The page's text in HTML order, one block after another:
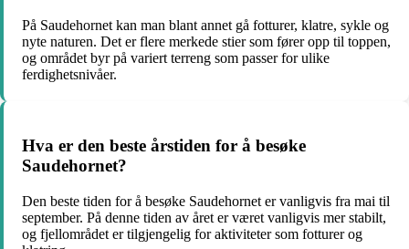
På Saudehornet kan man blant annet gå fotturer, klatre, sykle og
nyte naturen. Det er flere merkede stier som fører opp til toppen,
og området byr på variert terreng som passer for ulike
ferdighetsnivåer.
Hva er den beste årstiden for å besøke
Saudehornet?
Den beste tiden for å besøke Saudehornet er vanligvis fra mai til
september. På denne tiden av året er været vanligvis mer stabilt,
og fjellområdet er tilgjengelig for aktiviteter som fotturer og